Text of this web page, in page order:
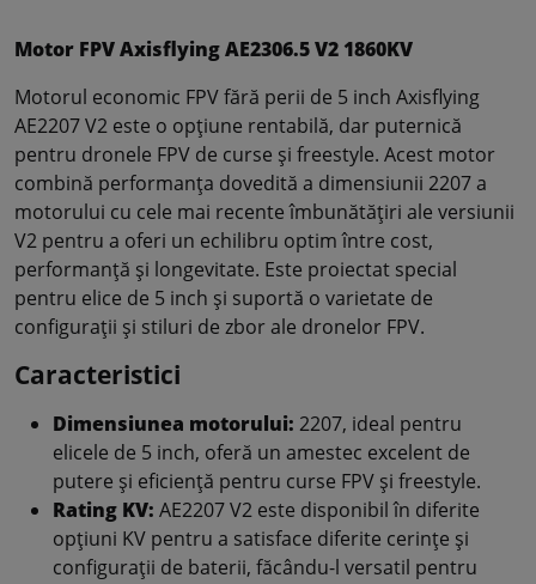
Motor FPV Axisflying AE2306.5 V2 1860KV
Motorul economic FPV fără perii de 5 inch Axisflying
AE2207 V2 este o opțiune rentabilă, dar puternică
pentru dronele FPV de curse și freestyle. Acest motor
combină performanța dovedită a dimensiunii 2207 a
motorului cu cele mai recente îmbunătățiri ale versiunii
V2 pentru a oferi un echilibru optim între cost,
performanță și longevitate. Este proiectat special
pentru elice de 5 inch și suportă o varietate de
configurații și stiluri de zbor ale dronelor FPV.
Caracteristici
Dimensiunea motorului: 2207, ideal pentru
elicele de 5 inch, oferă un amestec excelent de
putere și eficiență pentru curse FPV și freestyle.
Rating KV: AE2207 V2 este disponibil în diferite
opțiuni KV pentru a satisface diferite cerințe și
configurații de baterii, făcându-l versatil pentru